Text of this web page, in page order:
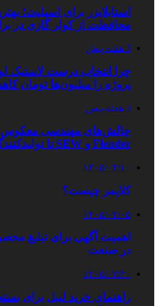
استابلایزر برای اسپلیت؛
محافظت از کولر گازی در
3 هفته پیش
چرا انتخاب درست لاستیک
پروژه را میلیون‌ها تومان
3 هفته پیش
چالش‌های مهندسی معکوس
Flender و SEW تا تولیدکنندگان تخصصی ایرانی
۱۴۰۵/۰۴/۱۰
کلایمر چیست؟
۱۴۰۵/۰۴/۰۵
اهمیت آگهی برای تبلیغ
در صنعت
۱۴۰۵/۰۳/۳۰
راهنمای خرید لیبل برای